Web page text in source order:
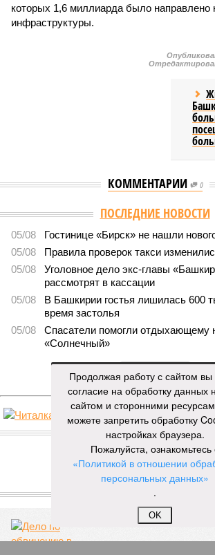
которых 1,6 миллиарда было направлено
инфраструктуры.
КОММЕНТАРИИ 0
ПОСЛЕДНИЕ НОВОСТИ
05/08
Гостинице «Бирск» не нашли
05/08
Правила проверок такси
05/08
Уголовное дело экс-главы
рассмотрят в кассации
05/08
В Башкирии гостья лишилась 600
время застолья
05/08
Спасатели помогли отдыхающему
«Солнечный»
ЕЩЕ НОВОСТИ
НОВОСТИ ПАРТНЕРОВ
Новости smi2.ru
ЕЩЕ ИЗ РАЗДЕЛА
Продолжая работу с сайтом вы
согласие на обработку данных
сайтом и сторонними
можете запретить обработку
настройках браузера.
Пожалуйста, ознакомьтесь
«Политикой в отношении
персональных данных»
.
OK